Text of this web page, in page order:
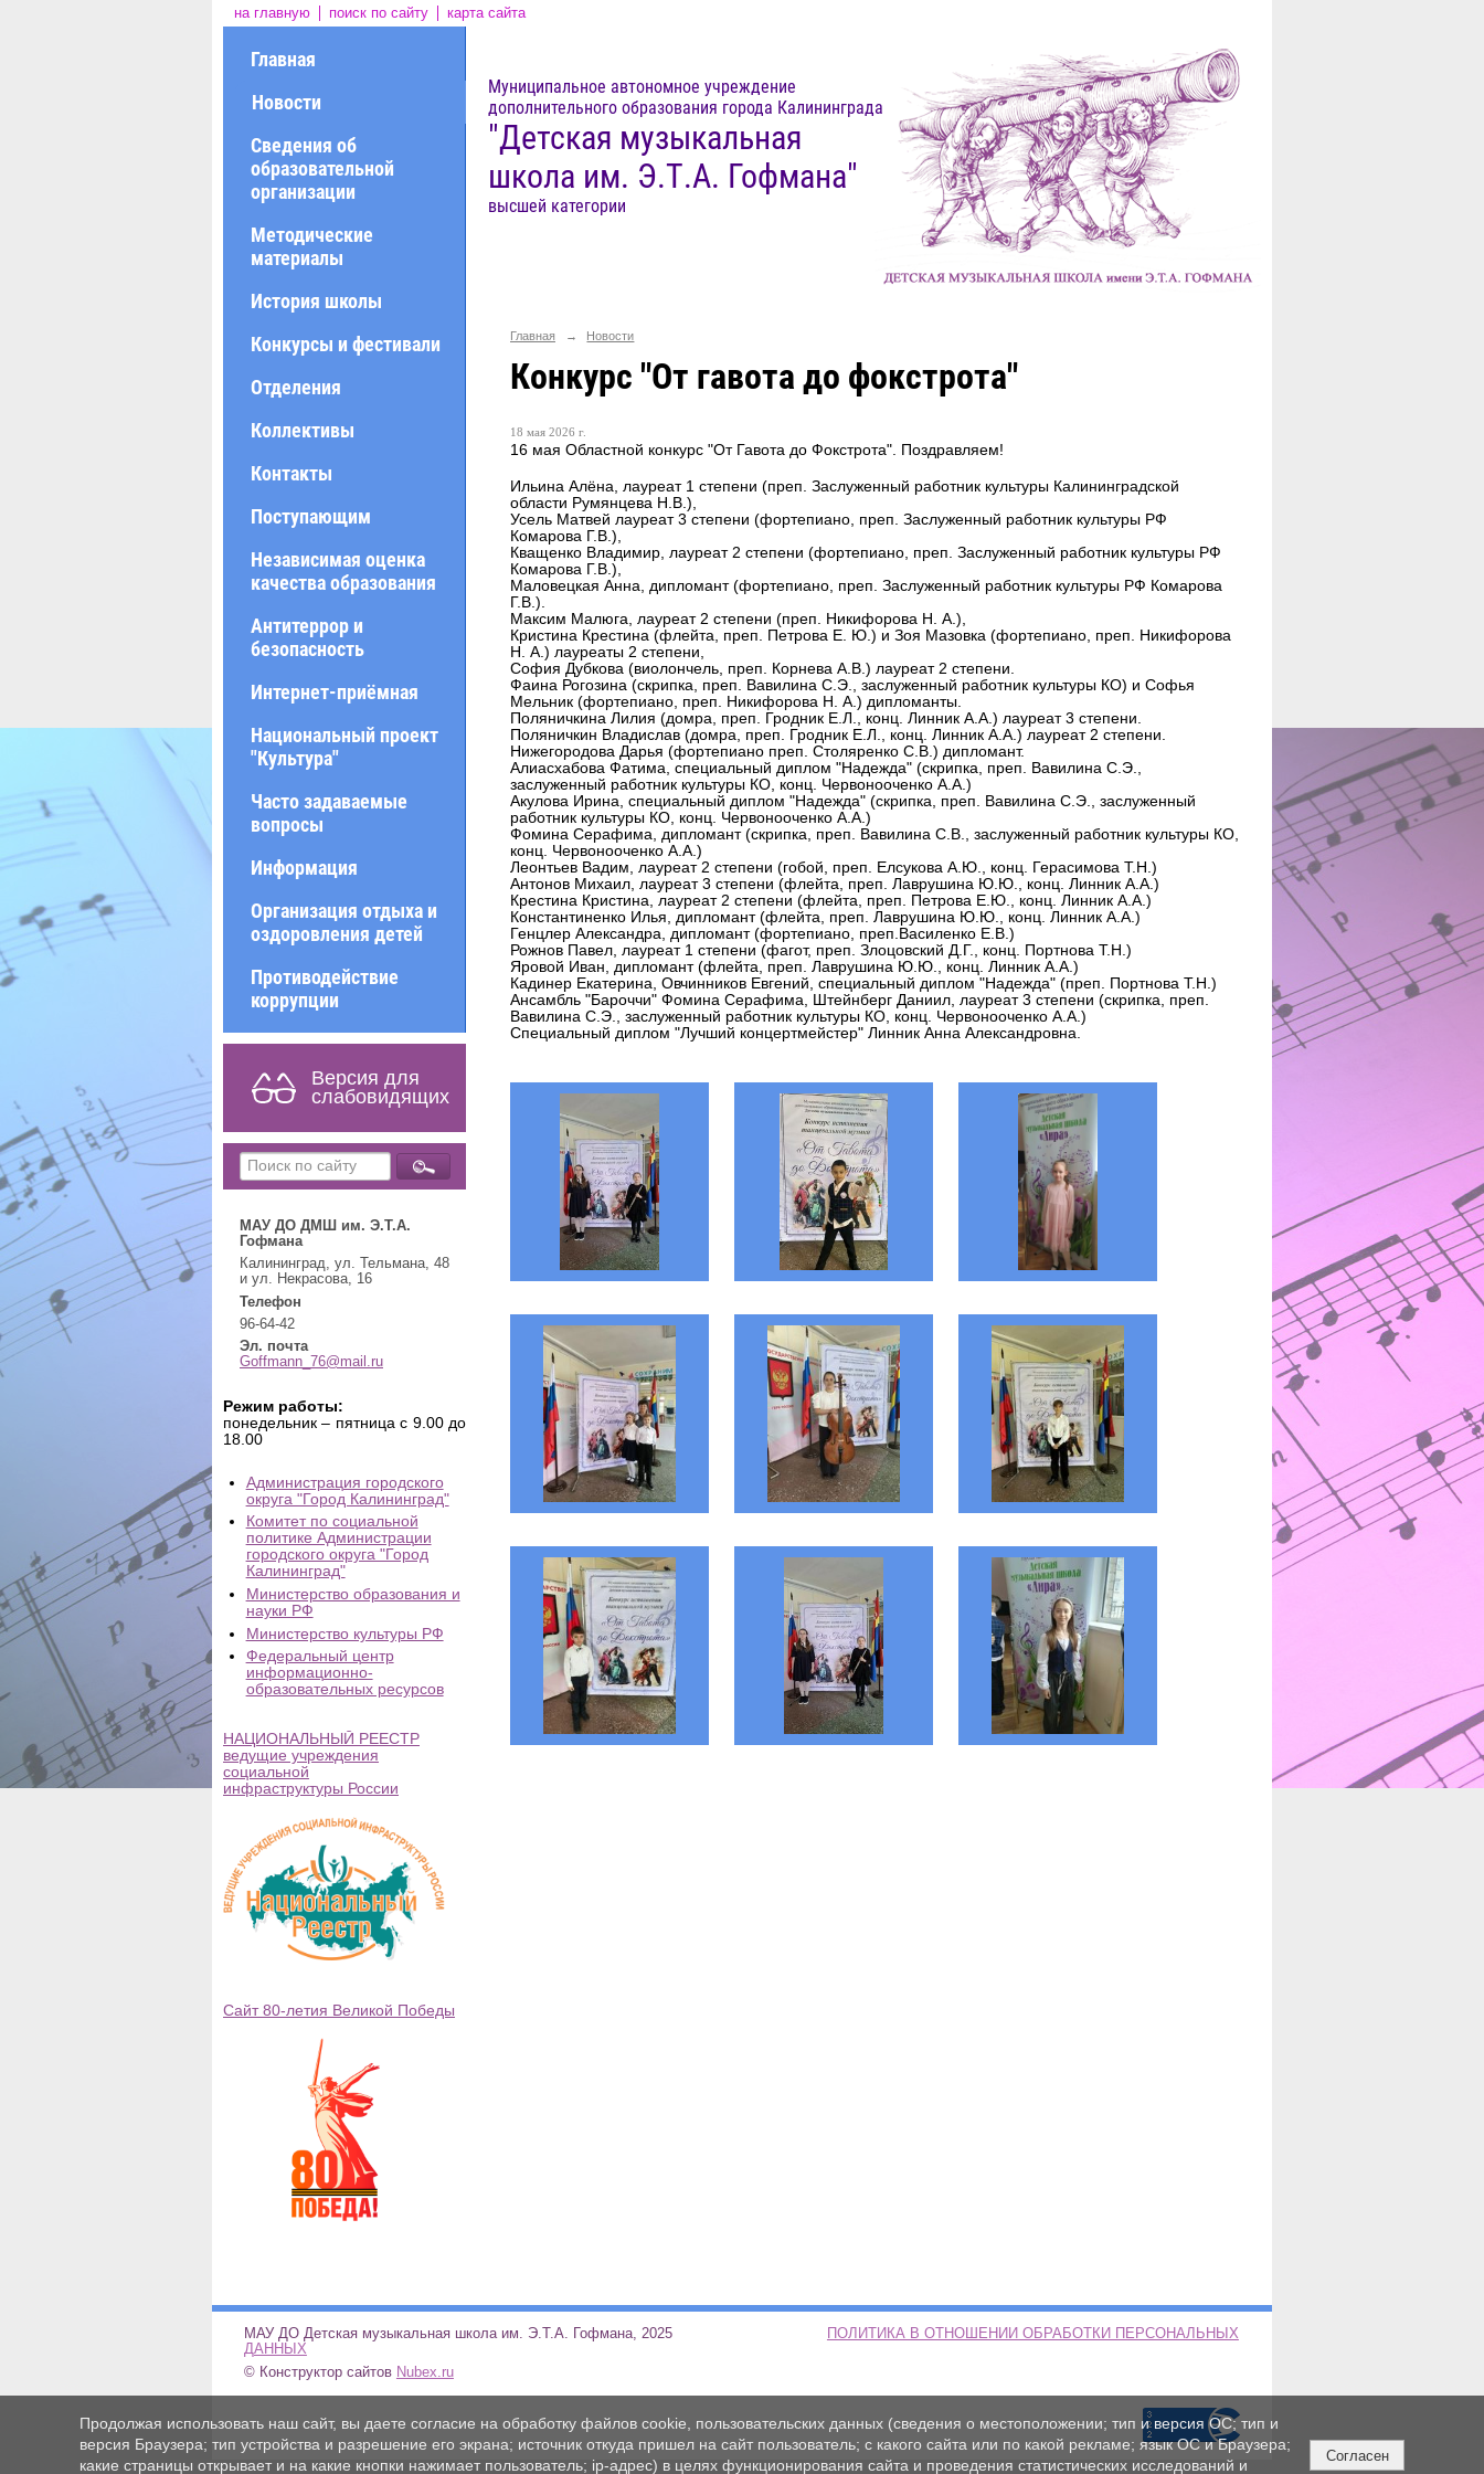
на главную поиск по сайту карта сайта
Главная
Новости
Сведения об
образовательной
организации
Методические
материалы
История школы
Конкурсы и фестивали
Отделения
Коллективы
Контакты
Поступающим
Независимая оценка
качества образования
Антитеррор и
безопасность
Интернет-приёмная
Национальный проект
"Культура"
Часто задаваемые
вопросы
Информация
Организация отдыха и
оздоровления детей
Противодействие
коррупции
Версия для
слабовидящих
МАУ ДО ДМШ им. Э.Т.А.
Гофмана
Калининград, ул. Тельмана, 48
и ул. Некрасова, 16
Телефон
96-64-42
Эл. почта
Goffmann_76@mail.ru
Режим работы:
понедельник – пятница с 9.00 до
18.00
Администрация городского
округа "Город Калининград"
Комитет по социальной
политике Администрации
городского округа "Город
Калининград"
Министерство образования и
науки РФ
Министерство культуры РФ
Федеральный центр
информационно-
образовательных ресурсов
НАЦИОНАЛЬНЫЙ РЕЕСТР
ведущие учреждения
социальной
инфраструктуры России
Сайт 80-летия Великой Победы
Муниципальное автономное учреждение
дополнительного образования города Калининграда
"Детская музыкальная
школа им. Э.Т.А. Гофмана"
высшей категории
Главная → Новости
Конкурс "От гавота до фокстрота"
18 мая 2026 г.
16 мая Областной конкурс "От Гавота до Фокстрота". Поздравляем!
Ильина Алёна, лауреат 1 степени (преп. Заслуженный работник культуры Калининградской
области Румянцева Н.В.),
Усель Матвей лауреат 3 степени (фортепиано, преп. Заслуженный работник культуры РФ
Комарова Г.В.),
Кващенко Владимир, лауреат 2 степени (фортепиано, преп. Заслуженный работник культуры РФ
Комарова Г.В.),
Маловецкая Анна, дипломант (фортепиано, преп. Заслуженный работник культуры РФ Комарова
Г.В.).
Максим Малюга, лауреат 2 степени (преп. Никифорова Н. А.),
Кристина Крестина (флейта, преп. Петрова Е. Ю.) и Зоя Мазовка (фортепиано, преп. Никифорова
Н. А.) лауреаты 2 степени,
София Дубкова (виолончель, преп. Корнева А.В.) лауреат 2 степени.
Фаина Рогозина (скрипка, преп. Вавилина С.Э., заслуженный работник культуры КО) и Софья
Мельник (фортепиано, преп. Никифорова Н. А.) дипломанты.
Поляничкина Лилия (домра, преп. Гродник Е.Л., конц. Линник А.А.) лауреат 3 степени.
Поляничкин Владислав (домра, преп. Гродник Е.Л., конц. Линник А.А.) лауреат 2 степени.
Нижегородова Дарья (фортепиано преп. Столяренко С.В.) дипломант.
Алиасхабова Фатима, специальный диплом "Надежда" (скрипка, преп. Вавилина С.Э.,
заслуженный работник культуры КО, конц. Червонооченко А.А.)
Акулова Ирина, специальный диплом "Надежда" (скрипка, преп. Вавилина С.Э., заслуженный
работник культуры КО, конц. Червонооченко А.А.)
Фомина Серафима, дипломант (скрипка, преп. Вавилина С.В., заслуженный работник культуры КО,
конц. Червонооченко А.А.)
Леонтьев Вадим, лауреат 2 степени (гобой, преп. Елсукова А.Ю., конц. Герасимова Т.Н.)
Антонов Михаил, лауреат 3 степени (флейта, преп. Лаврушина Ю.Ю., конц. Линник А.А.)
Крестина Кристина, лауреат 2 степени (флейта, преп. Петрова Е.Ю., конц. Линник А.А.)
Константиненко Илья, дипломант (флейта, преп. Лаврушина Ю.Ю., конц. Линник А.А.)
Генцлер Александра, дипломант (фортепиано, преп.Василенко Е.В.)
Рожнов Павел, лауреат 1 степени (фагот, преп. Злоцовский Д.Г., конц. Портнова Т.Н.)
Яровой Иван, дипломант (флейта, преп. Лаврушина Ю.Ю., конц. Линник А.А.)
Кадинер Екатерина, Овчинников Евгений, специальный диплом "Надежда" (преп. Портнова Т.Н.)
Ансамбль "Бароччи" Фомина Серафима, Штейнберг Даниил, лауреат 3 степени (скрипка, преп.
Вавилина С.Э., заслуженный работник культуры КО, конц. Червонооченко А.А.)
Специальный диплом "Лучший концертмейстер" Линник Анна Александровна.
МАУ ДО Детская музыкальная школа им. Э.Т.А. Гофмана, 2025
ПОЛИТИКА В ОТНОШЕНИИ ОБРАБОТКИ ПЕРСОНАЛЬНЫХ
ДАННЫХ
© Конструктор сайтов Nubex.ru
Продолжая использовать наш сайт, вы даете согласие на обработку файлов cookie, пользовательских данных (сведения о местоположении; тип и версия ОС; тип и
версия Браузера; тип устройства и разрешение его экрана; источник откуда пришел на сайт пользователь; с какого сайта или по какой рекламе; язык ОС и Браузера;
какие страницы открывает и на какие кнопки нажимает пользователь; ip-адрес) в целях функционирования сайта и проведения статистических исследований и
Согласен